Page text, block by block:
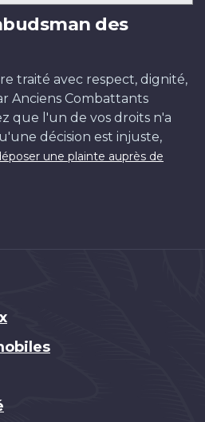
des
traité avec respect, dignité,
Anciens Combattants
que l'un de vos droits n'a
décision est injuste,
une plainte auprès de